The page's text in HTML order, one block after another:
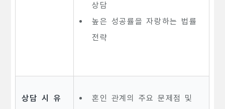
상담
높은 성공률을 자랑하는 법률
전략
상담 시 유
혼인 관계의 주요 문제점 및